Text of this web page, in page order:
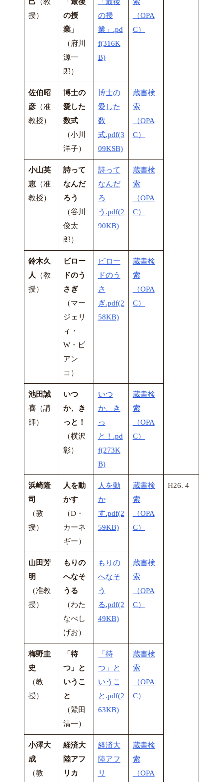
授）
の授
業」
（府川
源一
郎）
の授
業」.pd
f(316K
B)
（OPA
C）
佐伯昭
彦（准
教授）
博士の
愛した
数式
（小川
洋子）
博士の
愛した
数
式.pdf(3
09KSB)
蔵書検
索
（OPA
C）
小山英
恵（准
教授）
詩って
なんだ
ろう
（谷川
俊太
郎）
詩って
なんだ
ろ
う.pdf(2
90KB)
蔵書検
索
（OPA
C）
鈴木久
人 （教
授）
ビロー
ドのう
さぎ
（マー
ジェリ
ィ・
W・ビ
アン
コ）
ビロー
ドのう
さ
ぎ.pdf(2
58KB)
蔵書検
索
（OPA
C）
池田誠
喜（講
師）
いつ
か、き
っと！
（横沢
彰）
いつ
か、き
っ
と！.pd
f(273K
B)
蔵書検
索
（OPA
C）
浜崎隆
司
（教
授）
人を動
かす
（D・
カーネ
ギー）
人を動
か
す.pdf(2
59KB)
蔵書検
索
（OPA
C）
H26. 4
山田芳
明
（准教
授）
もりの
へなそ
うる
（わた
なべし
げお）
もりの
へなそ
う
る.pdf(2
49KB)
蔵書検
索
（OPA
C）
梅野圭
史
（教
授）
「待
つ」と
いうこ
と
（鷲田
清一）
「待
つ」と
いうこ
と.pdf(2
63KB)
蔵書検
索
（OPA
C）
小澤大
成
（教
経済大
陸アフ
リカ
経済大
陸アフ
リ
蔵書検
索
（OPA